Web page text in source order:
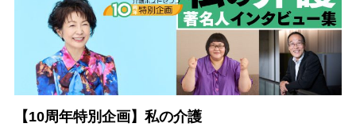
【10周年特別企画】私の介護